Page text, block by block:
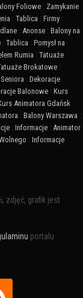
Foliowe : Zamykanie
: Tablica : Firmy :
: Anonse : Balony na
: Tablica : Pomysł na
Rumia : Tatuaże :
Brokatowe :
: Dekoracje
Balonowe : Kurs
Animatora Gdańsk :
: Balony Warszawa :
: Informacje : Animator
: Informacje
zdjęć, grafik jest
portalu